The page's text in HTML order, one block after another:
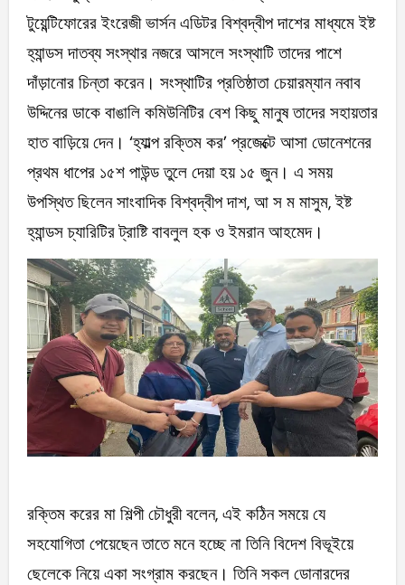
টুয়েন্টিফোরের ইংরেজী ভার্সন এডিটর বিশ্বদ্বীপ দাশের মাধ্যমে ইষ্ট
হ্যান্ডস দাতব্য সংস্থার নজরে আসলে সংস্থাটি তাদের পাশে
দাঁড়ানোর চিন্তা করেন। সংস্থাটির প্রতিষ্ঠাতা চেয়ারম্যান নবাব
উদ্দিনের ডাকে বাঙালি কমিউনিটির বেশ কিছু মানুষ তাদের সহায়তার
হাত বাড়িয়ে দেন। ‘হ্যাল্প রক্তিম কর’ প্রজেক্টে আসা ডোনেশনের
প্রথম ধাপের ১৫শ পাউন্ড তুলে দেয়া হয় ১৫ জুন। এ সময়
উপস্থিত ছিলেন সাংবাদিক বিশ্বদ্বীপ দাশ, আ স ম মাসুম, ইষ্ট
হ্যান্ডস চ্যারিটির ট্রাষ্টি বাবলুল হক ও ইমরান আহমেদ।
রক্তিম করের মা শিল্পী চৌধুরী বলেন, এই কঠিন সময়ে যে
সহযোগিতা পেয়েছেন তাতে মনে হচ্ছে না তিনি বিদেশ বিভূইয়ে
ছেলেকে নিয়ে একা সংগ্রাম করছেন। তিনি সকল ডোনারদের